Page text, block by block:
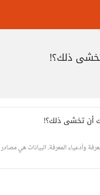
ذلك؟!
أن تخشى ذلك؟!
وأدعياء المعرفة. البيانات هي